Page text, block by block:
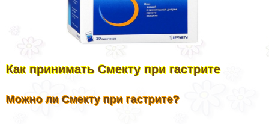
Как принимать Смекту при гастрите
Можно ли Смекту при гастрите?